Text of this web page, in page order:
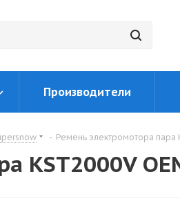
Производители
- Ремень электромотора пара
KST2000V